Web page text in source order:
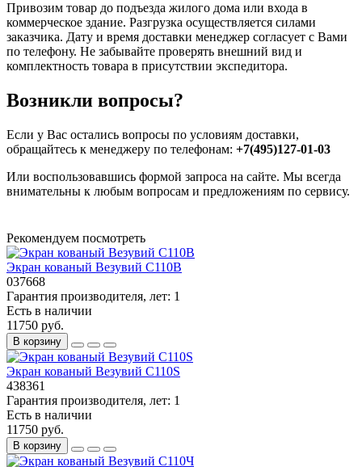
Привозим товар до подъезда жилого дома или входа в
коммерческое здание. Разгрузка осуществляется силами
заказчика. Дату и время доставки менеджер согласует с Вами
по телефону. Не забывайте проверять внешний вид и
комплектность товара в присутствии экспедитора.
Возникли вопросы?
Если у Вас остались вопросы по условиям доставки,
обращайтесь к менеджеру по телефонам: +7(495)127-01-03
Или воспользовавшись формой запроса на сайте. Мы всегда
внимательны к любым вопросам и предложениям по сервису.
Рекомендуем посмотреть
Экран кованый Везувий С110B
037668
Гарантия производителя, лет: 1
Есть в наличии
11750 руб.
В корзину
Экран кованый Везувий С110S
438361
Гарантия производителя, лет: 1
Есть в наличии
11750 руб.
В корзину